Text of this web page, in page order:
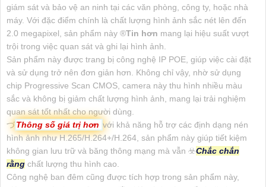
giám sát và bảo vệ an ninh tại các văn phòng, công ty, hoặc nhà
máy. Với đặc điểm chính là chất lượng hình ảnh sắc nét lên đến
2.0 megapixel, sản phẩm này ®️Tin hơn mang lại hiệu suất vượt
trội trong việc quan sát và ghi lại hình ảnh.
Sản phẩm này được trang bị công nghệ IP POE, giúp việc cài đặt
và sử dụng trở nên đơn giản hơn. Không chỉ vậy, nhờ sử dụng
chip Progressive Scan CMOS, camera này thu hình nhiều màu
sắc và không bị giảm chất lượng hình ảnh, mang lại trải nghiệm
quan sát tốt nhất cho người dùng.
づThông số giá trị hơn với khả năng hỗ trợ các định dạng nén
hình ảnh như H.265/H.264+/H.264, sản phẩm này giúp tiết kiệm
không gian lưu trữ và băng thông mạng mà vẫn ☣️Chắc chắn
rằng chất lượng thu hình cao.
Công nghệ ban đêm cũng được tích hợp trong sản phẩm này,